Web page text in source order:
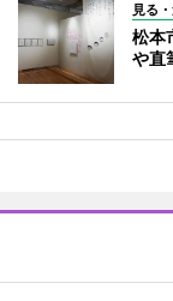
見る
松本
や直